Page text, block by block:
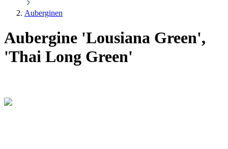
Auberginen
Aubergine 'Lousiana Green',
'Thai Long Green'